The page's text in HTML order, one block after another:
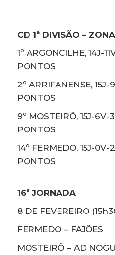
CD 1ª DIVISÃO –
1º ARGONCILHE, 14J-
PONTOS
2º ARRIFANENSE,
PONTOS
9º MOSTEIRÔ, 15J-
PONTOS
14º FERMEDO, 15J-0V-
PONTOS
16ª JORNADA
8 DE FEVEREIRO
FERMEDO – FAJÕES
MOSTEIRÔ – AD